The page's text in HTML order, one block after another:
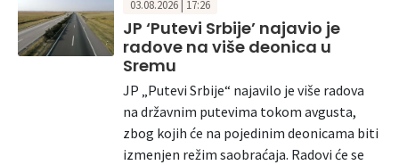
03.08.2026 | 17:26
JP ‘Putevi Srbije’ najavio je
radove na više deonica u
Sremu
JP „Putevi Srbije“ najavilo je više radova
na državnim putevima tokom avgusta,
zbog kojih će na pojedinim deonicama biti
izmenjen režim saobraćaja. Radovi će se